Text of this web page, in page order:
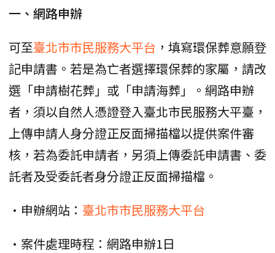
一、網路申辦
可至臺北市市民服務大平台 ，填寫環保葬意願登
記申請書。若是為亡者選擇環保葬的家屬，請改
選「申請樹花葬」或「申請海葬」。網路申辦
者，須以自然人憑證登入臺北市民服務大平臺，
上傳申請人身分證正反面掃描檔以提供案件審
核，若為委託申請者，另須上傳委託申請書、委
託者及受委託者身分證正反面掃描檔。
•申辦網站： 臺北市市民服務大平台
•案件處理時程：網路申辦1日